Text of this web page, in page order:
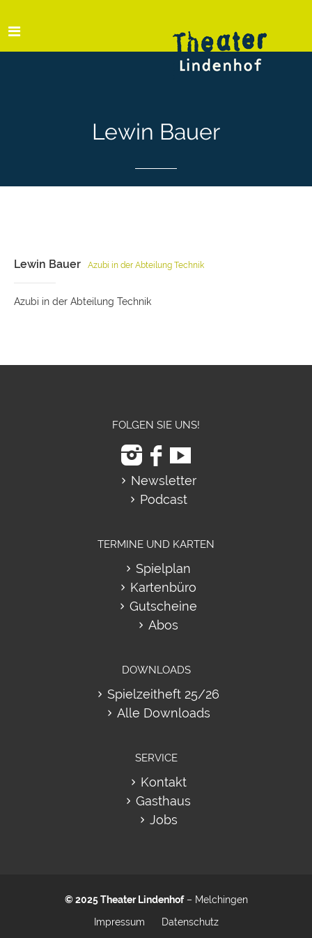
Lewin Bauer
Lewin Bauer Azubi in der Abteilung Technik
Azubi in der Abteilung Technik
FOLGEN SIE UNS!
Newsletter
Podcast
TERMINE UND KARTEN
Spielplan
Kartenbüro
Gutscheine
Abos
DOWNLOADS
Spielzeitheft 25/26
Alle Downloads
SERVICE
Kontakt
Gasthaus
Jobs
© 2025Theater Lindenhof– Melchingen
Impressum
Datenschutz